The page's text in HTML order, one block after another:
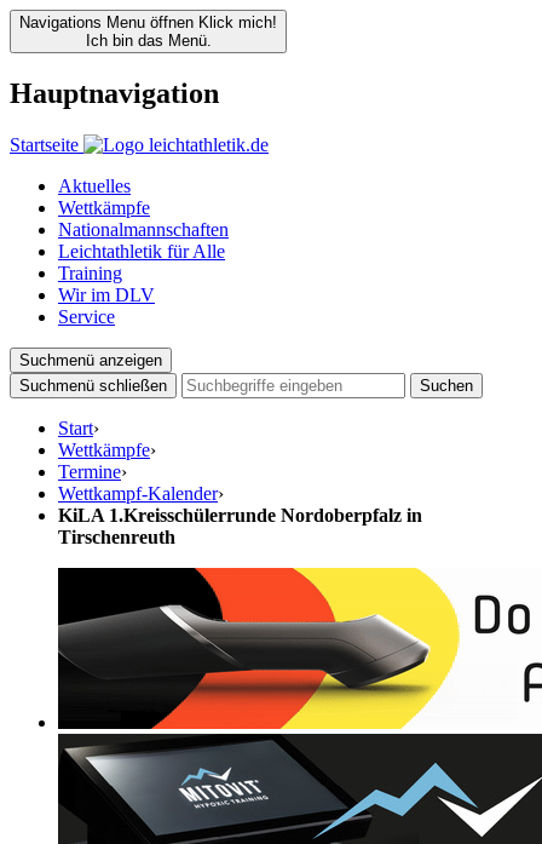
Navigations Menu öffnen Klick mich!
Ich bin das Menü.
Hauptnavigation
Startseite
Aktuelles
Wettkämpfe
Nationalmannschaften
Leichtathletik für Alle
Training
Wir im DLV
Service
Suchmenü anzeigen
Suchmenü schließen
Suchen
Start›
Wettkämpfe›
Termine›
Wettkampf-Kalender›
KiLA 1.Kreisschülerrunde Nordoberpfalz in
Tirschenreuth